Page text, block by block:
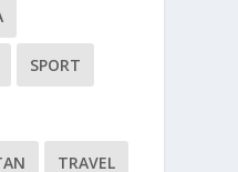
SPORT
TRAVEL